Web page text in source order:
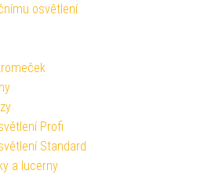
osvětlení
Profi
Standard
a lucerny